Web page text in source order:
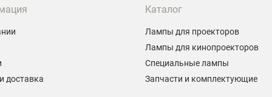
доставка
Каталог
Лампы для проекторов
Лампы для кинопроекторов
Специальные лампы
Запчасти и комплектующие